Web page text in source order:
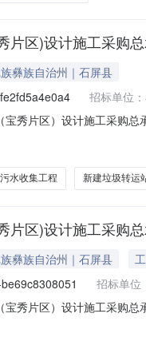
片区)设计施工采购
彝族自治州｜石屏县
招标单位：
秀片区）设计施工采购
治理工程、赤瑞湖湖底清
水收集工程 新建垃圾转运
片区)设计施工采购
彝族自治州｜石屏县
招标单位
秀片区）设计施工采购
道治理工程、赤瑞湖湖底